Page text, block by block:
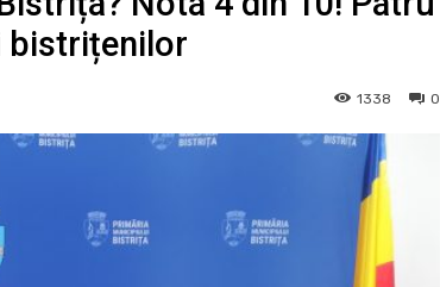
bistrițenilor
0
1338